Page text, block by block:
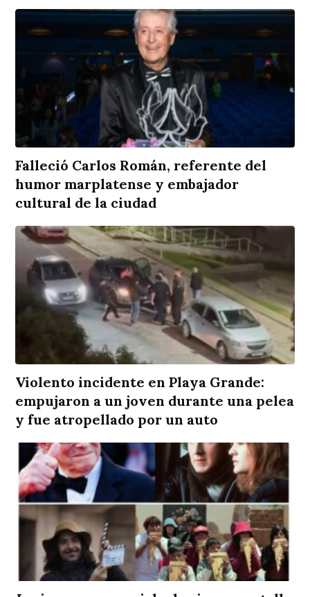
Falleció Carlos Román, referente del
humor marplatense y embajador
cultural de la ciudad
Violento incidente en Playa Grande:
empujaron a un joven durante una pelea
y fue atropellado por un auto